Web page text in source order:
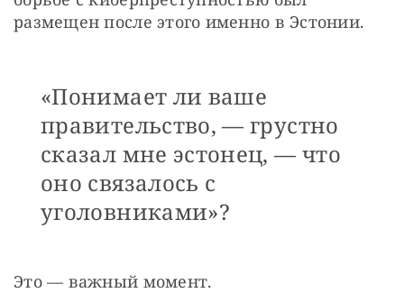
размещен после этого именно в Эстонии.
«Понимает ли ваше
правительство, — грустно
сказал мне эстонец, — что
оно связалось с
уголовниками»?
Это — важный момент.